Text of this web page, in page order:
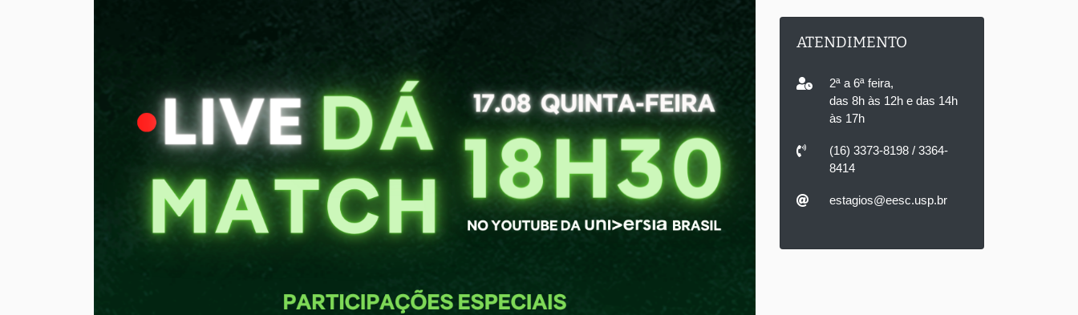
ATENDIMENTO
2ª a 6ª feira,
das 8h às 12h e das 14h
às 17h
(16) 3373-8198 / 3364-
8414
estagios@eesc.usp.br